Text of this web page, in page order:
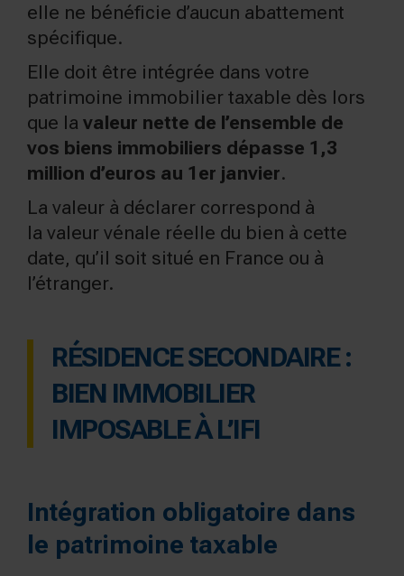
elle ne bénéficie d’aucun abattement
spécifique.
Elle doit être intégrée dans votre
patrimoine immobilier taxable dès lors
que la valeur nette de l’ensemble de
vos biens immobiliers dépasse 1,3
million d’euros au 1er janvier.
La valeur à déclarer correspond à
la valeur vénale réelle du bien à cette
date, qu’il soit situé en France ou à
l’étranger.
RÉSIDENCE SECONDAIRE :
BIEN IMMOBILIER
IMPOSABLE À L’IFI
Intégration obligatoire dans
le patrimoine taxable